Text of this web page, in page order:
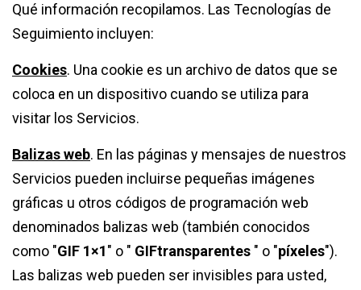
Qué información recopilamos. Las Tecnologías de
Seguimiento incluyen:
Cookies. Una cookie es un archivo de datos que se
coloca en un dispositivo cuando se utiliza para
visitar los Servicios.
Balizas web. En las páginas y mensajes de nuestros
Servicios pueden incluirse pequeñas imágenes
gráficas u otros códigos de programación web
denominados balizas web (también conocidos
como "GIF 1×1" o " GIFtransparentes " o "píxeles").
Las balizas web pueden ser invisibles para usted,